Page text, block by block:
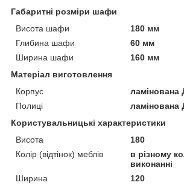
Габаритні розміри шафи
Висота шафи
180 мм
Глибина шафи
60 мм
Ширина шафи
160 мм
Матеріал виготовлення
Корпус
ламінована
Полиці
ламінована
Користувальницькі характеристики
Висота
180
Колір (відтінок) меблів
в різному
виконанні
Ширина
120